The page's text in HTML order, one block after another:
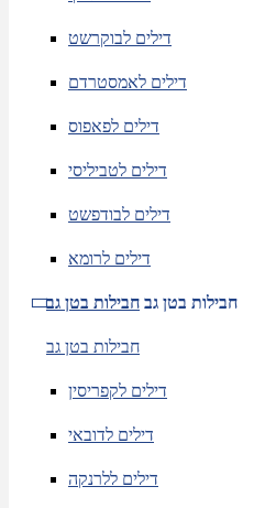
דילים לבוקרשט
דילים לאמסטרדם
דילים לפאפוס
דילים לטביליסי
דילים לבודפשט
דילים לרומא
חבילות בטן גב חבילות בטן גב
חבילות בטן גב
דילים לקפריסין
דילים לדובאי
דילים ללרנקה